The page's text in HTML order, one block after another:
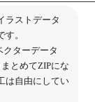
ラストデータ
。
クターデータ
とめてZIPにな
は自由にしてい